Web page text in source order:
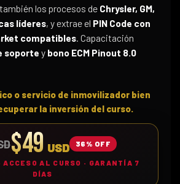
los procesos de Chrysler, GM,
líderes, y extrae el PIN Code con
compatibles. Capacitación
soporte y bono ECM Pinout 8.0
o servicio de inmovilizador bien
la inversión del curso.
$49 USD 36% OFF
ACCESO AL CURSO · GARANTÍA 7
DÍAS